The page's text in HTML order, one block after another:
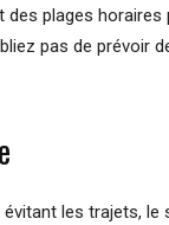
des plages horaires
pas de prévoir
évitant les trajets, le